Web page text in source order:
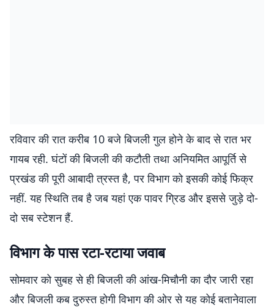
रविवार की रात करीब 10 बजे बिजली गुल होने के बाद से रात भर
गायब रही. घंटों की बिजली की कटौती तथा अनियमित आपूर्ति से
प्रखंड की पूरी आबादी त्रस्त है, पर विभाग को इसकी कोई फिक्र
नहीं. यह स्थिति तब है जब यहां एक पावर ग्रिड और इससे जुड़े दो-
दो सब स्टेशन हैं.
विभाग के पास रटा-रटाया जवाब
सोमवार को सुबह से ही बिजली की आंख-मिचौनी का दौर जारी रहा
और बिजली कब दुरुस्त होगी विभाग की ओर से यह कोई बतानेवाला